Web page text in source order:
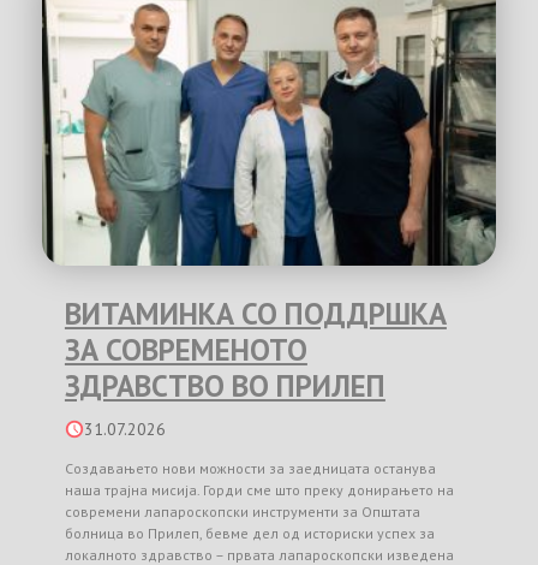
ВИТАМИНКА СО ПОДДРШКА
ЗА СОВРЕМЕНОТО
ЗДРАВСТВО ВО ПРИЛЕП
31.07.2026
Создавањето нови можности за заедницата останува
наша трајна мисија. Горди сме што преку донирањето на
современи лапароскопски инструменти за Општата
болница во Прилеп, бевме дел од историски успех за
локалното здравство – првата лапароскопски изведена